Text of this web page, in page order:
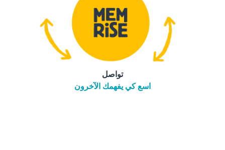
تواصل
اسع كي يفهمك الآخرون